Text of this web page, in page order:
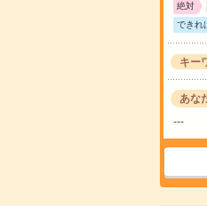
絶対
できれ
キー
あな
---